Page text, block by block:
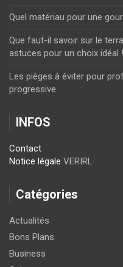
Quel matériau pour une
Que faut-il savoir sur le
astuces pour un choix idéal !
Les pièges à éviter pour
progressive
INFOS
Contact
Notice légale VERIRL
Catégories
Actualités
Bons Plans
Business